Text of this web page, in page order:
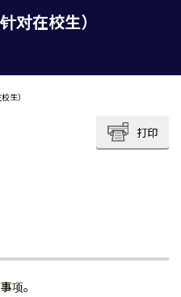
对在校生）
生）
打印
项。